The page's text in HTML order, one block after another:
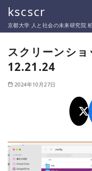
テ
kscscr
京都大学 人と社会の未来研究院
スクリーンシ
12.21.24
2024年10月27日